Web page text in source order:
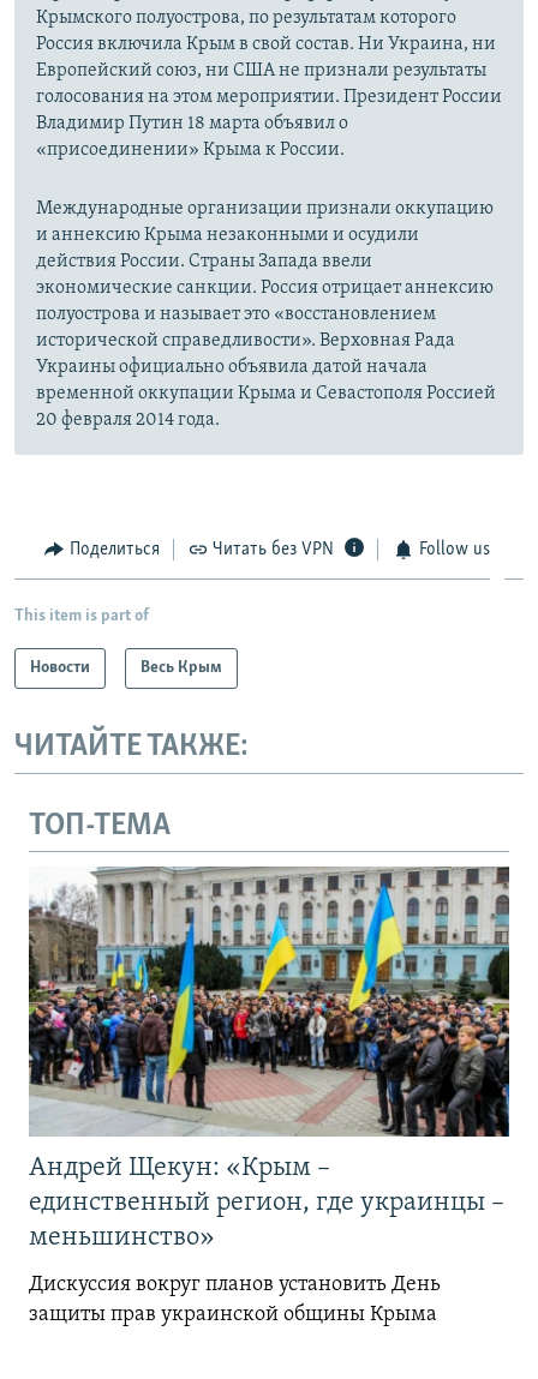
Крымского полуострова, по результатам которого
Россия включила Крым в свой состав. Ни Украина, ни
Европейский союз, ни США не признали результаты
голосования на этом мероприятии. Президент России
Владимир Путин 18 марта объявил о
«присоединении» Крыма к России.
Международные организации признали оккупацию
и аннексию Крыма незаконными и осудили
действия России. Страны Запада ввели
экономические санкции. Россия отрицает аннексию
полуострова и называет это «восстановлением
исторической справедливости». Верховная Рада
Украины официально объявила датой начала
временной оккупации Крыма и Севастополя Россией
20 февраля 2014 года.
Поделиться Читать без VPN Follow us
This item is part of
Новости Весь Крым
ЧИТАЙТЕ ТАКЖЕ:
ТОП-ТЕМА
Андрей Щекун: «Крым –
единственный регион, где украинцы –
меньшинство»
Дискуссия вокруг планов установить День
защиты прав украинской общины Крыма